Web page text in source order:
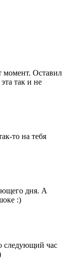
момент. Оставил
так и не
то на тебя
дня. А
:)
следующий час